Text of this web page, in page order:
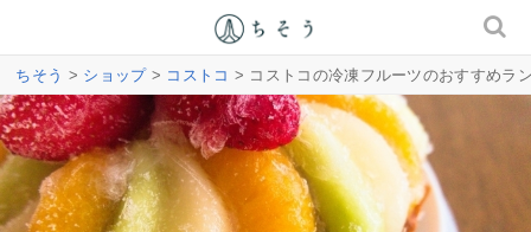
ちそう > ショップ> コストコ > コストコの冷凍フルーツのおすすめラ